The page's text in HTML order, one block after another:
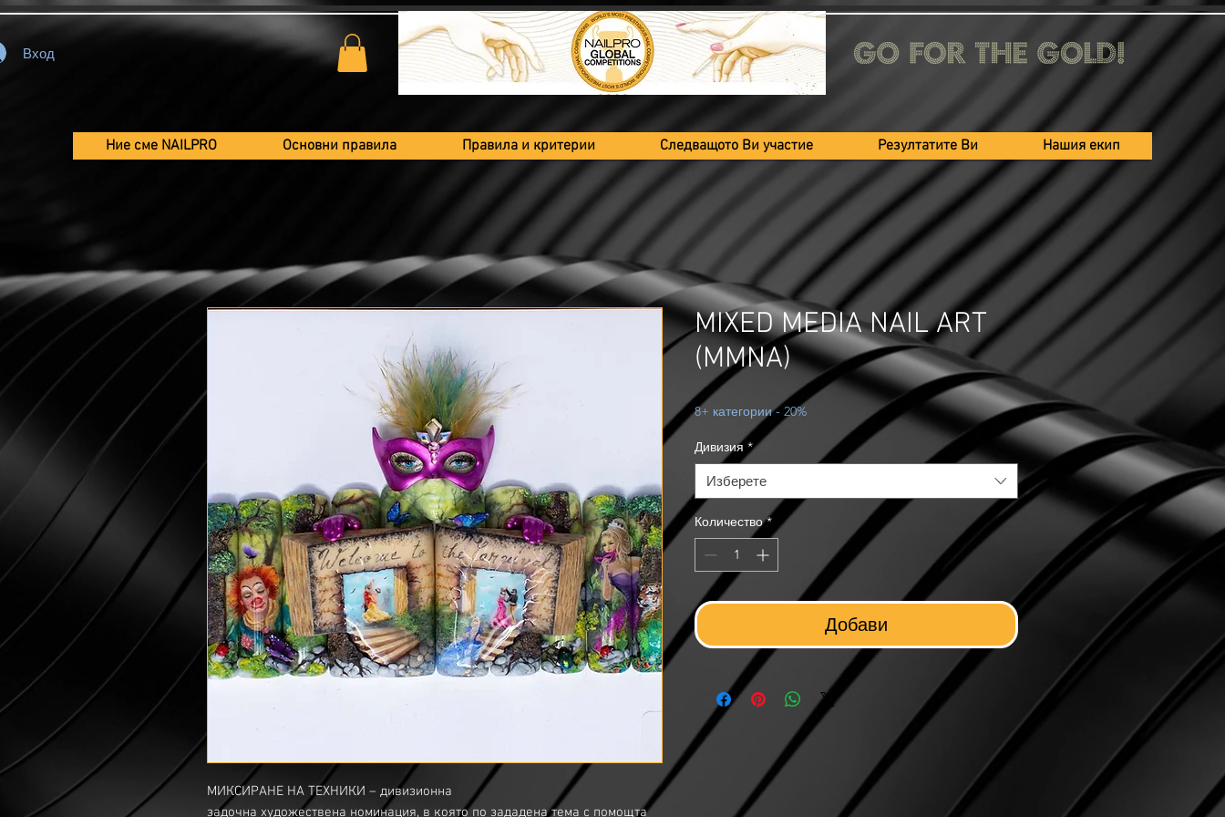
Вход
Ние сме NAILPRO Основни правила Правила и критерии Следващото Ви участие Резултатите Ви Нашия екип
МИКСИРАНЕ НА ТЕХНИКИ – дивизионна
задочна художествена номинация, в която по зададена тема с помощта
MIXED MEDIA NAIL ART
(MMNA)
8+ категории - 20%
Дивизия *
Изберете
Количество *
Добави